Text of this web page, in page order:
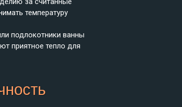
температуру
подлокотники ванны
приятное тепло для